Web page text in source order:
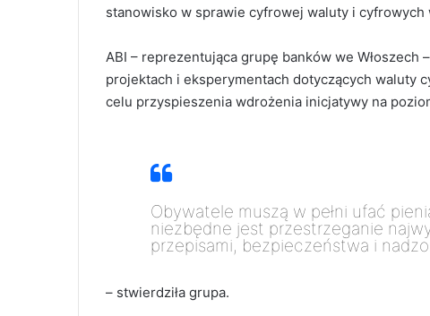
stanowisko w sprawie cyfrowej waluty i cyfrowych
ABI – reprezentująca grupę banków we Włoszech
projektach i eksperymentach dotyczących waluty
celu przyspieszenia wdrożenia inicjatywy na
Obywatele muszą w pełni ufać
niezbędne jest przestrzeganie
przepisami, bezpieczeństwa i
– stwierdziła grupa.